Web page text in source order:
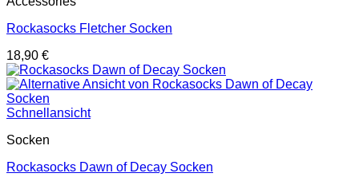
Rockasocks Fletcher Socken
18,90 €
Schnellansicht
Socken
Rockasocks Dawn of Decay Socken